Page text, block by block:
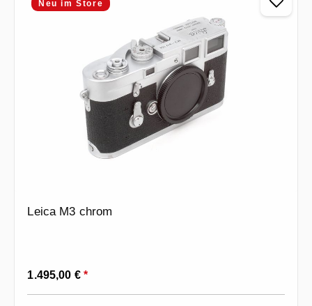
Neu im Store
Leica M3 chrom
Regulärer Preis:
1.495,00 €*